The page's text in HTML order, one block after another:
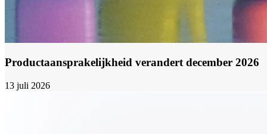
Productaansprakelijkheid verandert december 2026
13 juli 2026